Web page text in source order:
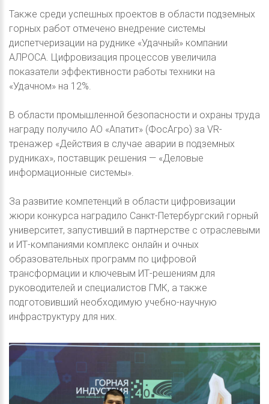
Также среди успешных проектов в области подземных
горных работ отмечено внедрение системы
диспетчеризации на руднике «Удачный» компании
АЛРОСА. Цифровизация процессов увеличила
показатели эффективности работы техники на
«Удачном» на 12%.
В области промышленной безопасности и охраны труда
награду получило АО «Апатит» (ФосАгро) за VR-
тренажер «Действия в случае аварии в подземных
рудниках», поставщик решения — «Деловые
информационные системы».
За развитие компетенций в области цифровизации
жюри конкурса наградило Санкт-Петербургский горный
университет, запустивший в партнерстве с отраслевыми
и ИТ-компаниями комплекс онлайн и очных
образовательных программ по цифровой
трансформации и ключевым ИТ-решениям для
руководителей и специалистов ГМК, а также
подготовивший необходимую учебно-научную
инфраструктуру для них.